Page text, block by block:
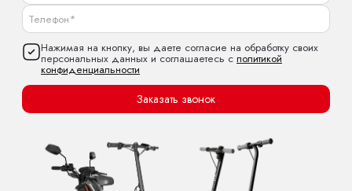
Нажимая на кнопку, вы даете согласие на обработку своих
персональных данных и соглашаетесь с политикой
конфиденциальности
Заказать звонок